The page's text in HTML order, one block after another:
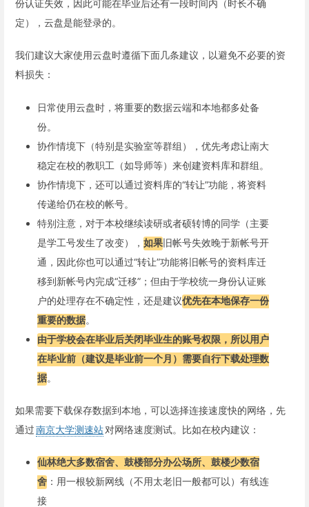
份认证失效，因此可能在毕业后还有一段时间内（时长不确
定），云盘是能登录的。
我们建议大家使用云盘时遵循下面几条建议，以避免不必要的资
料损失：
日常使用云盘时，将重要的数据云端和本地都多处备
份。
协作情境下（特别是实验室等群组），优先考虑让南大
稳定在校的教职工（如导师等）来创建资料库和群组。
协作情境下，还可以通过资料库的“转让”功能，将资料
传递给仍在校的帐号。
特别注意，对于本校继续读研或者硕转博的同学（主要
是学工号发生了改变）， 如果旧帐号失效晚于新帐号开
通，因此你也可以通过“转让”功能将旧帐号的资料库迁
移到新帐号内完成“迁移”；但由于学校统一身份认证账
户的处理存在不确定性，还是建议优先在本地保存一份
重要的数据。
由于学校会在毕业后关闭毕业生的账号权限，所以用户
在毕业前（建议是毕业前一个月）需要自行下载处理数
据。
如果需要下载保存数据到本地，可以选择连接速度快的网络，先
通过南京大学测速站对网络速度测试。比如在校内建议：
仙林绝大多数宿舍、鼓楼部分办公场所、鼓楼少数宿
舍 ：用一根较新网线（不用太老旧一般都可以）有线连
接